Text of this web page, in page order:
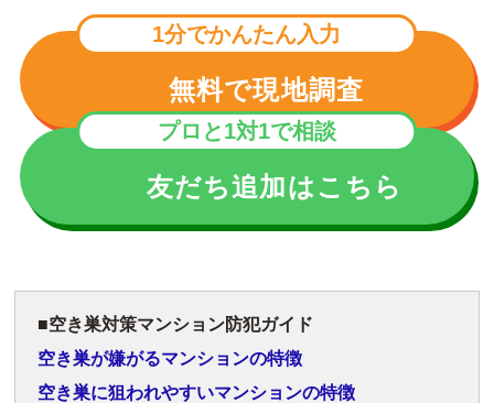
1分でかんたん入力
無料で現地調査
プロと1対1で相談
友だち追加はこちら
空き巣対策マンション防犯ガイド
空き巣が嫌がるマンションの特徴
空き巣に狙われやすいマンションの特徴